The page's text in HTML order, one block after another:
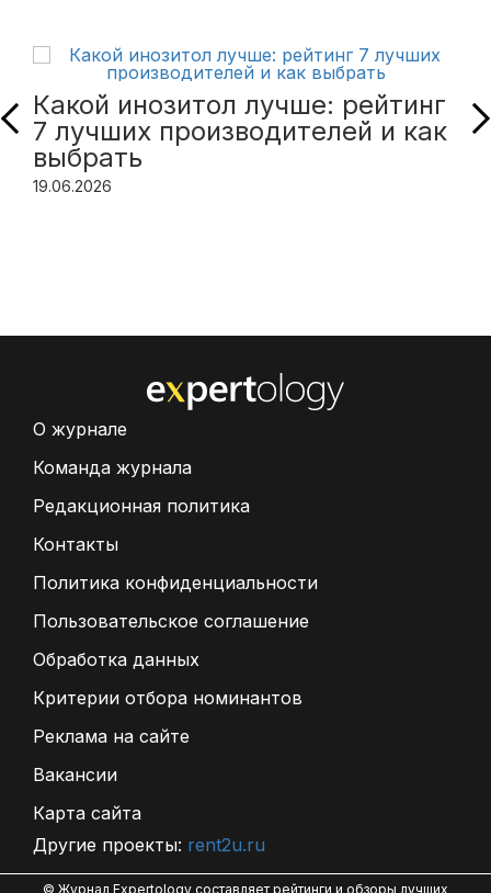
Какой инозитол лучше: рейтинг
7 лучших производителей и как
выбрать
19.06.2026
О журнале
Команда журнала
Редакционная политика
Контакты
Политика конфиденциальности
Пользовательское соглашение
Обработка данных
Критерии отбора номинантов
Реклама на сайте
Вакансии
Карта сайта
Другие проекты: rent2u.ru
© Журнал Expertology составляет рейтинги и обзоры лучших